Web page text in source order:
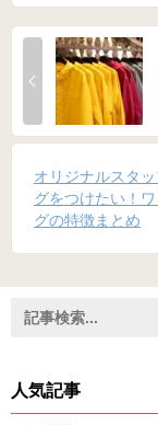
オリジナルスタ
グをつけたい！
グの特徴まとめ
人気記事